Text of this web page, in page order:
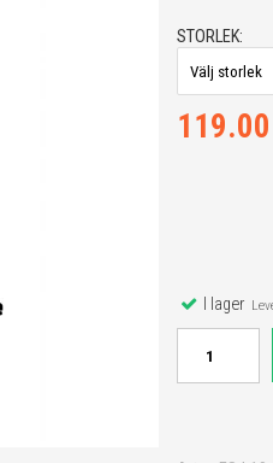
STORLEK:
I lager